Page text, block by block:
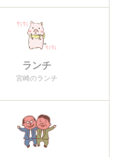
ランチ
宮崎のランチ